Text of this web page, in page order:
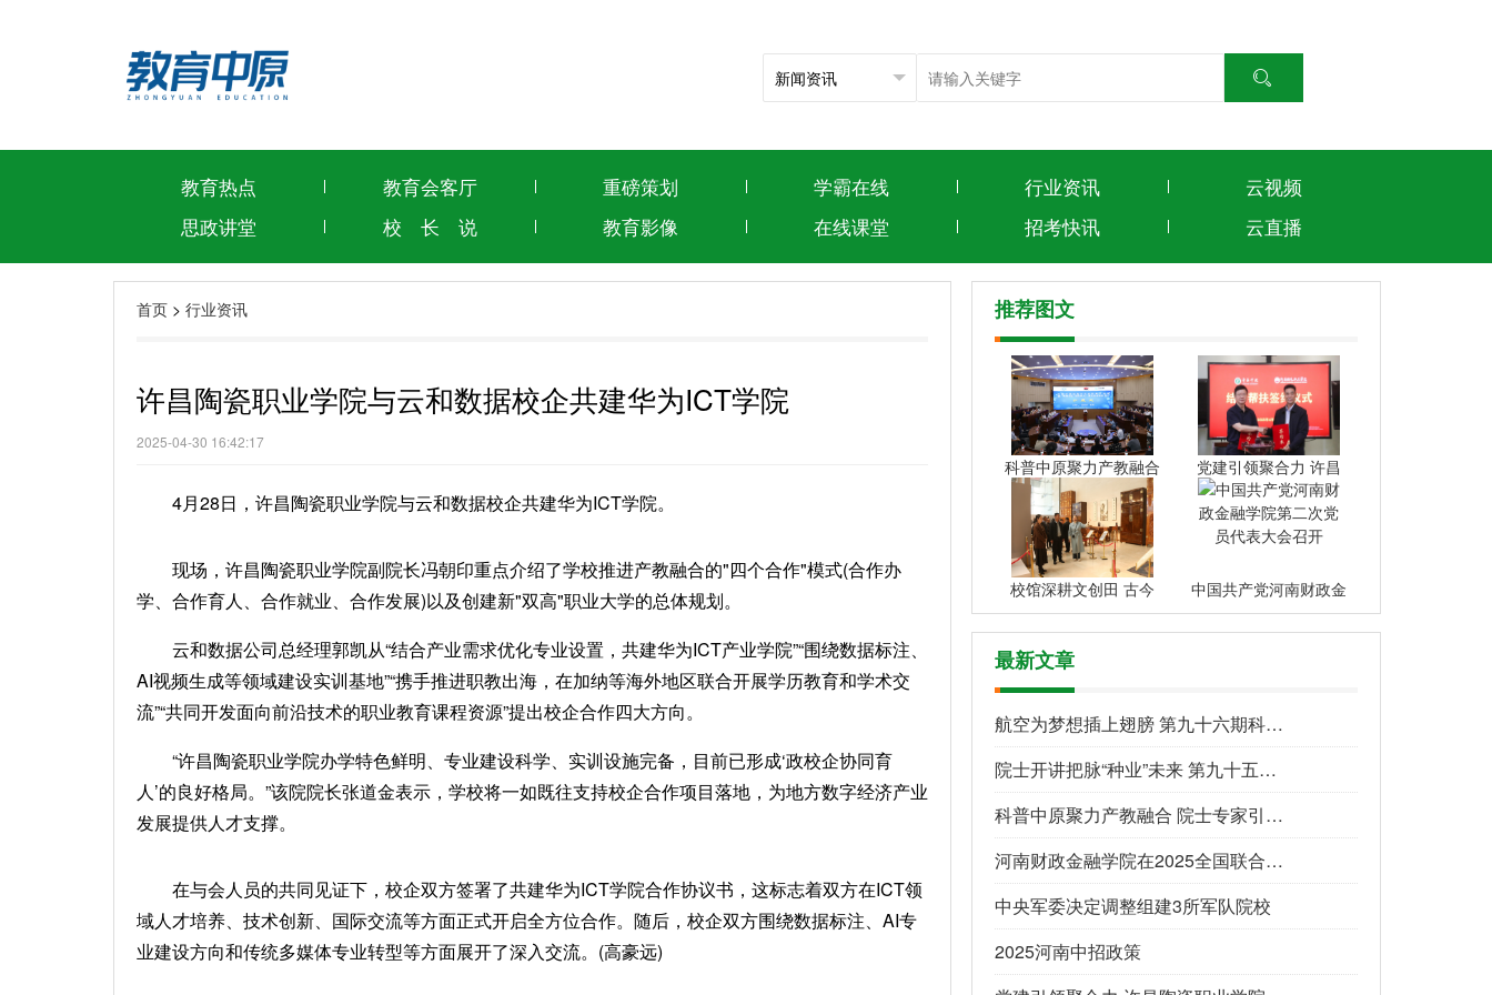
教育热点 教育会客厅 重磅策划 学霸在线 行业资讯
云视频
思政讲堂
校 长 说 教育影像 在线课堂 招考快讯 云直播
首页 > 行业资讯
许昌陶瓷职业学院与云和数据校企共建华为ICT学院
2025-04-30 16:42:17
4月28日，许昌陶瓷职业学院与云和数据校企共建华为ICT学院。
现场，许昌陶瓷职业学院副院长冯朝印重点介绍了学校推进产教融合的"四个合作"模式(合作办
学、合作育人、合作就业、合作发展)以及创建新"双高"职业大学的总体规划。
云和数据公司总经理郭凯从“结合产业需求优化专业设置，共建华为ICT产业学院”“围绕数据标注、
AI视频生成等领域建设实训基地”“携手推进职教出海，在加纳等海外地区联合开展学历教育和学术交
流”“共同开发面向前沿技术的职业教育课程资源”提出校企合作四大方向。
“许昌陶瓷职业学院办学特色鲜明、专业建设科学、实训设施完备，目前已形成‘政校企协同育
人’的良好格局。”该院院长张道金表示，学校将一如既往支持校企合作项目落地，为地方数字经济产业
发展提供人才支撑。
在与会人员的共同见证下，校企双方签署了共建华为ICT学院合作协议书，这标志着双方在ICT领
域人才培养、技术创新、国际交流等方面正式开启全方位合作。随后，校企双方围绕数据标注、AI专
业建设方向和传统多媒体专业转型等方面展开了深入交流。(高豪远)
推荐图文
科普中原聚力产教融合 党建引领聚合力 许昌
校馆深耕文创田 古今 中国共产党河南财政金
最新文章
航空为梦想插上翅膀 第九十六期科普中原说活动
院士开讲把脉“种业”未来 第九十五期“科普中
科普中原聚力产教融合 院士专家引领青年成长 第
河南财政金融学院在2025全国联合毕业设计活动中
中央军委决定调整组建3所军队院校
2025河南中招政策